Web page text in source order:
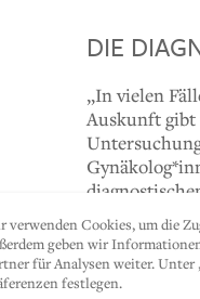
DIE
„In vielen
Auskunft gibt
dem Dr.
Geburtshilfe
verwenden Cookies, um die
geben wir
für Analysen weiter.
festlegen.